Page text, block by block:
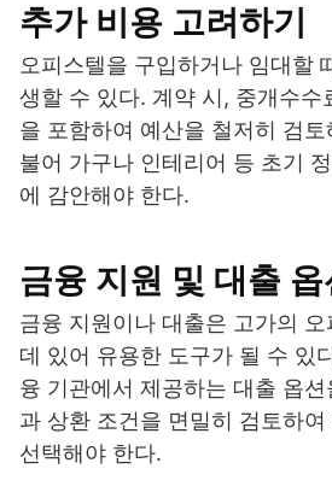
추가 비용 고려하기
오피스텔을 구입하거나 임대할
생할 수 있다. 계약 시, 중개수수
을 포함하여 예산을 철저히 검
불어 가구나 인테리어 등 초기
에 감안해야 한다.
금융 지원 및 대출 옵
금융 지원이나 대출은 고가의
데 있어 유용한 도구가 될 수 있
융 기관에서 제공하는 대출 옵
과 상환 조건을 면밀히 검토하
선택해야 한다.